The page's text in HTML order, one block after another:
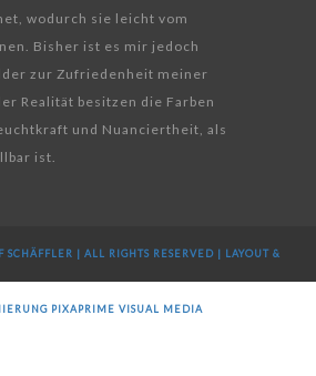
wodurch sie leicht vom
Bisher ist es mir jedoch
zur Zufriedenheit meiner
Realität besitzen die Farben
und Nuanciertheit, als
ist.
| ALL RIGHTS RESERVED | LAYOUT &
PIXAPRIME VISUAL MEDIA